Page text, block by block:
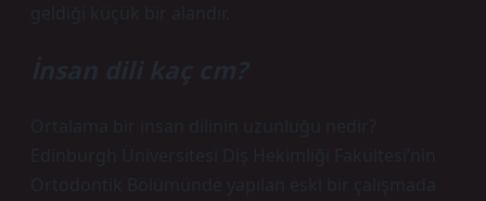
geldiği küçük bir alandır.
İnsan dili kaç cm?
Ortalama bir insan dilinin uzunluğu nedir?
Edinburgh Üniversitesi Diş Hekimliği Fakültesi’nin
Ortodontik Bölümünde yapılan eski bir çalışmada